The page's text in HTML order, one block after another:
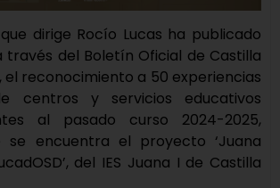
dirige Rocío Lucas ha publicado
través del Boletín Oficial de Castilla
el reconocimiento a 50 experiencias
centros y servicios educativos
al pasado curso 2024-2025,
encuentra el proyecto ‘Juana
del IES Juana I de Castilla